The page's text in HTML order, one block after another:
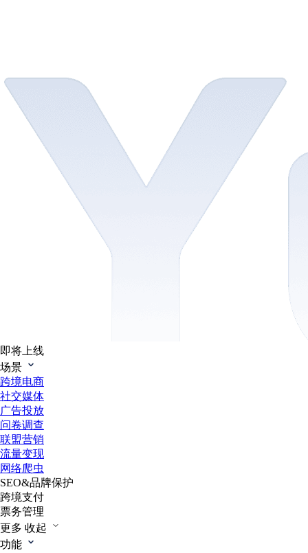
即将上线
场景
跨境电商
社交媒体
广告投放
问卷调查
联盟营销
流量变现
网络爬虫
SEO&品牌保护
跨境支付
票务管理
更多 收起
功能